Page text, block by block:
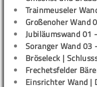
Trainmeuseler
Großenoher Wand
Jubiläumswand 01
Soranger Wand 03
Bröseleck |
Frechetsfelder
Einsrichter Wand |